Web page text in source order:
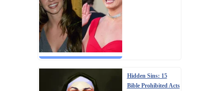
Hidden Sins: 15
Bible Prohibited Acts